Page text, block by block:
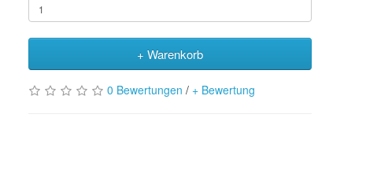
+ Warenkorb
0 Bewertungen / + Bewertung